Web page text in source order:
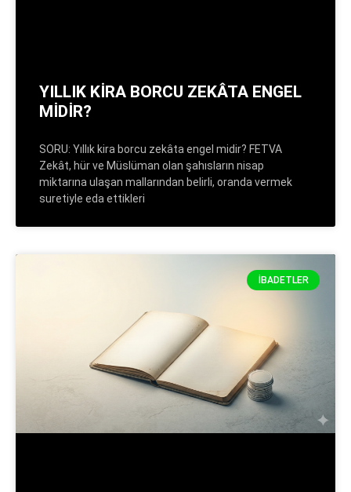
YILLIK KİRA BORCU ZEKÂTA ENGEL
MİDİR?
SORU: Yıllık kira borcu zekâta engel midir? FETVA
Zekât, hür ve Müslüman olan şahısların nisap
miktarına ulaşan mallarından belirli, oranda vermek
suretiyle eda ettikleri
İBADETLER